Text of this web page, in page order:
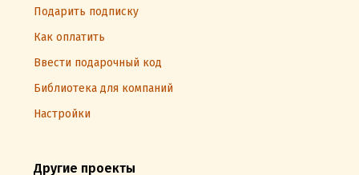
Подарить подписку
Как оплатить
Ввести подарочный код
Библиотека для компаний
Настройки
Другие проекты